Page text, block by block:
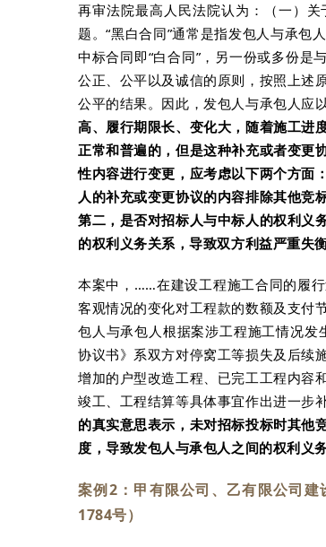
再审法院最高人民法院认为：（一）
题。“黑白合同”通常是指发包人与承包
中标合同即“白合同”，另一份或多份是
公正、公平以及诚信的原则，按照上述
公平的结果。因此，发包人与承包人应
高、履行期限长、变化大，随着施工进
正常和普遍的，但是这种补充或者变更
性内容进行变更，应考虑以下两个方面
人的补充或变更协议的内容排除其他竞
第二，是否对招标人与中标人的权利义
的权利义务关系，导致双方利益严重失
本案中，……在建设工程施工合同的履
客观情况的变化对工程款的数额及支付
包人与承包人根据案涉工程施工情况
协议书》系双方对停窝工等损失及后续
增加的户型改造工程、已完工工程内容
竣工、工程结算等具体事宜作出进一步
的真实意思表示，未对招标投标时其他
度，导致发包人与承包人之间的权利义
案例2：甲有限公司、乙有限公司
1784号）